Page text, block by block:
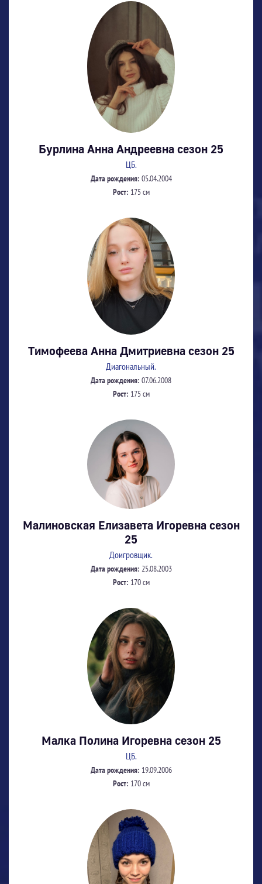
Бурлина Анна Андреевна сезон 25
ЦБ.
Дата рождения: 05.04.2004
Рост: 175 см
Тимофеева Анна Дмитриевна сезон 25
Диагональный.
Дата рождения: 07.06.2008
Рост: 175 см
Малиновская Елизавета Игоревна сезон
25
Доигровщик.
Дата рождения: 25.08.2003
Рост: 170 см
Малка Полина Игоревна сезон 25
ЦБ.
Дата рождения: 19.09.2006
Рост: 170 см